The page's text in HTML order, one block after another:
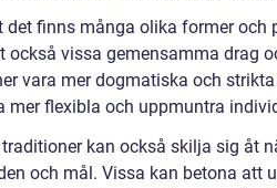
det finns många olika former och
också vissa gemensamma drag
vara mer dogmatiska och
mer flexibla och uppmuntra
kan också skilja sig åt
och mål. Vissa kan betona att